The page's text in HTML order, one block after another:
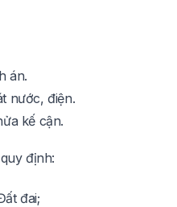
án.
nước, điện.
kế cận.
quy định:
đai;